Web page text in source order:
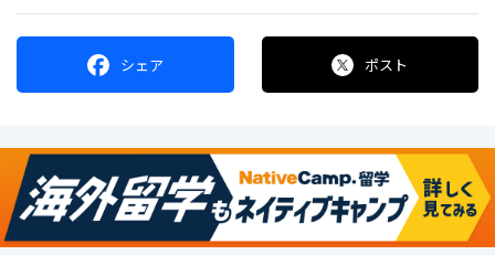
シェア ポスト